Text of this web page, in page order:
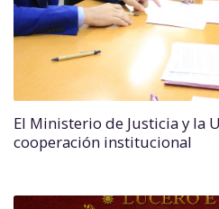
El Ministerio de Justicia y la
cooperación institucional